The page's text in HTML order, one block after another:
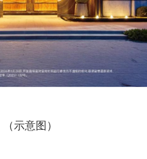
（示意图）